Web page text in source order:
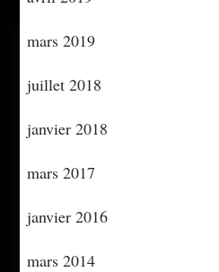
mars 2019
juillet 2018
janvier 2018
mars 2017
janvier 2016
mars 2014